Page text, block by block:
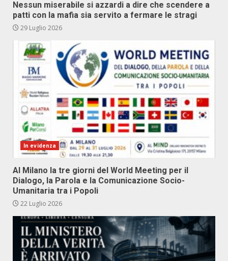
Nessun miserabile si azzardi a dire che scendere a
patti con la mafia sia servito a fermare le stragi
29 Luglio 2026
In evidenza
Al Milano la tre giorni del World Meeting per il
Dialogo, la Parola e la Comunicazione Socio-
Umanitaria tra i Popoli
22 Luglio 2026